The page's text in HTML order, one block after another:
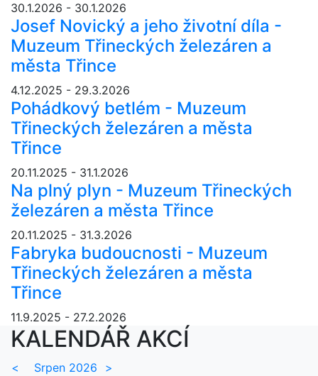
30.1.2026 - 30.1.2026
Josef Novický a jeho životní díla -
Muzeum Třineckých železáren a
města Třince
4.12.2025 - 29.3.2026
Pohádkový betlém - Muzeum
Třineckých železáren a města
Třince
20.11.2025 - 31.1.2026
Na plný plyn - Muzeum Třineckých
železáren a města Třince
20.11.2025 - 31.3.2026
Fabryka budoucnosti - Muzeum
Třineckých železáren a města
Třince
11.9.2025 - 27.2.2026
KALENDÁŘ AKCÍ
< Srpen 2026
>